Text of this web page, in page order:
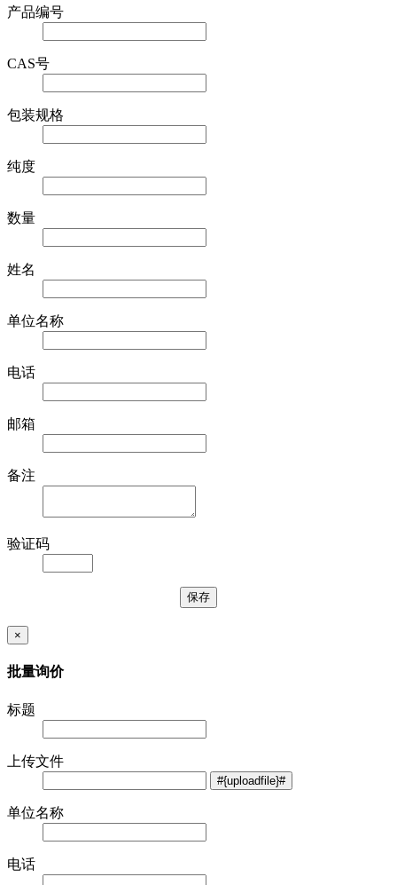
产品编号
CAS号
包装规格
纯度
数量
姓名
单位名称
电话
邮箱
备注
验证码
×
批量询价
标题
上传文件
单位名称
电话